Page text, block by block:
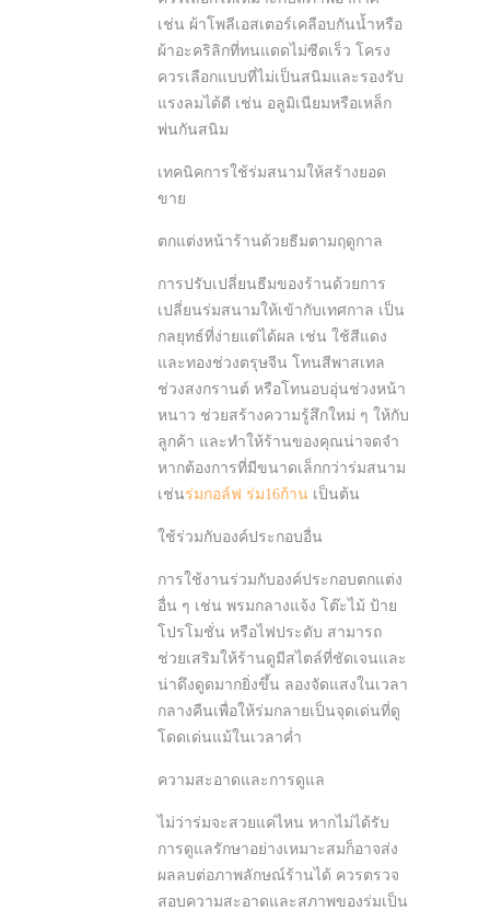
เช่น ผ้าโพลีเอสเตอร์เคลือบกันน้ำหรือ
ผ้าอะคริลิกที่ทนแดดไม่ซีดเร็ว โครง
ควรเลือกแบบที่ไม่เป็นสนิมและรองรับ
แรงลมได้ดี เช่น อลูมิเนียมหรือเหล็ก
พ่นกันสนิม
เทคนิคการใช้ร่มสนามให้สร้างยอด
ขาย
ตกแต่งหน้าร้านด้วยธีมตามฤดูกาล
การปรับเปลี่ยนธีมของร้านด้วยการ
เปลี่ยนร่มสนามให้เข้ากับเทศกาล เป็น
กลยุทธ์ที่ง่ายแต่ได้ผล เช่น ใช้สีแดง
และทองช่วงตรุษจีน โทนสีพาสเทล
ช่วงสงกรานต์ หรือโทนอบอุ่นช่วงหน้า
หนาว ช่วยสร้างความรู้สึกใหม่ ๆ ให้กับ
ลูกค้า และทำให้ร้านของคุณน่าจดจำ
หากต้องการที่มีขนาดเล็กกว่าร่มสนาม
เช่นร่มกอล์ฟ ร่ม16ก้าน เป็นต้น
ใช้ร่วมกับองค์ประกอบอื่น
การใช้งานร่วมกับองค์ประกอบตกแต่ง
อื่น ๆ เช่น พรมกลางแจ้ง โต๊ะไม้ ป้าย
โปรโมชั่น หรือไฟประดับ สามารถ
ช่วยเสริมให้ร้านดูมีสไตล์ที่ชัดเจนและ
น่าดึงดูดมากยิ่งขึ้น ลองจัดแสงในเวลา
กลางคืนเพื่อให้ร่มกลายเป็นจุดเด่นที่ดู
โดดเด่นแม้ในเวลาค่ำ
ความสะอาดและการดูแล
ไม่ว่าร่มจะสวยแค่ไหน หากไม่ได้รับ
การดูแลรักษาอย่างเหมาะสมก็อาจส่ง
ผลลบต่อภาพลักษณ์ร้านได้ ควรตรวจ
สอบความสะอาดและสภาพของร่มเป็น